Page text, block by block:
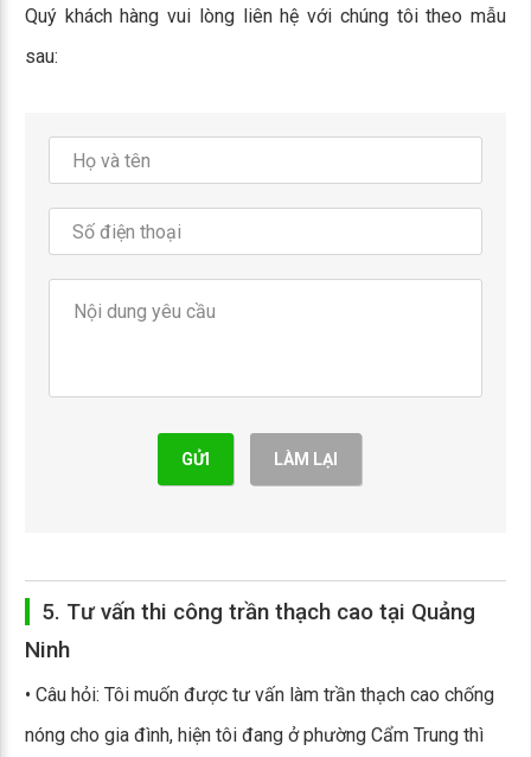
Quý khách hàng vui lòng liên hệ với chúng tôi theo mẫu
sau:
GỬI LÀM LẠI
5. Tư vấn thi công trần thạch cao tại Quảng
Ninh
• Câu hỏi: Tôi muốn được tư vấn làm trần thạch cao chống
nóng cho gia đình, hiện tôi đang ở phường Cẩm Trung thì